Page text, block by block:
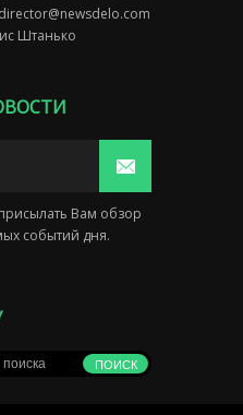
director@newsdelo.com
Штанько
Вам обзор
событий дня.